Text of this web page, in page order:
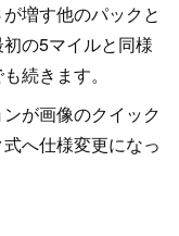
増す他のパックと
の5マイルと同様
続きます。
が画像のクイック
へ仕様変更になっ